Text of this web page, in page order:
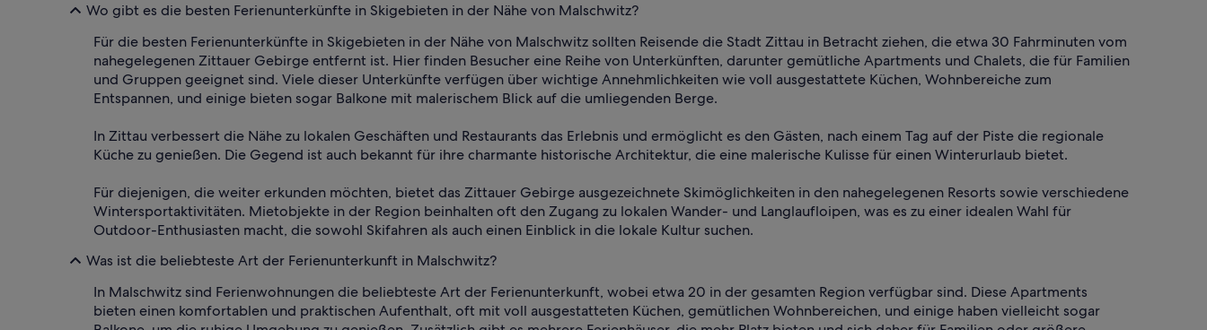
Wo gibt es die besten Ferienunterkünfte in Skigebieten in der Nähe von Malschwitz?
Für die besten Ferienunterkünfte in Skigebieten in der Nähe von Malschwitz sollten Reisende die Stadt Zittau in Betracht ziehen, die etwa 30 Fahrminuten vom
nahegelegenen Zittauer Gebirge entfernt ist. Hier finden Besucher eine Reihe von Unterkünften, darunter gemütliche Apartments und Chalets, die für Familien
und Gruppen geeignet sind. Viele dieser Unterkünfte verfügen über wichtige Annehmlichkeiten wie voll ausgestattete Küchen, Wohnbereiche zum
Entspannen, und einige bieten sogar Balkone mit malerischem Blick auf die umliegenden Berge.
In Zittau verbessert die Nähe zu lokalen Geschäften und Restaurants das Erlebnis und ermöglicht es den Gästen, nach einem Tag auf der Piste die regionale
Küche zu genießen. Die Gegend ist auch bekannt für ihre charmante historische Architektur, die eine malerische Kulisse für einen Winterurlaub bietet.
Für diejenigen, die weiter erkunden möchten, bietet das Zittauer Gebirge ausgezeichnete Skimöglichkeiten in den nahegelegenen Resorts sowie verschiedene
Wintersportaktivitäten. Mietobjekte in der Region beinhalten oft den Zugang zu lokalen Wander- und Langlaufloipen, was es zu einer idealen Wahl für
Outdoor-Enthusiasten macht, die sowohl Skifahren als auch einen Einblick in die lokale Kultur suchen.
Was ist die beliebteste Art der Ferienunterkunft in Malschwitz?
In Malschwitz sind Ferienwohnungen die beliebteste Art der Ferienunterkunft, wobei etwa 20 in der gesamten Region verfügbar sind. Diese Apartments
bieten einen komfortablen und praktischen Aufenthalt, oft mit voll ausgestatteten Küchen, gemütlichen Wohnbereichen, und einige haben vielleicht sogar